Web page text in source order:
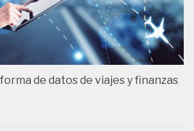
de datos de viajes y finanzas